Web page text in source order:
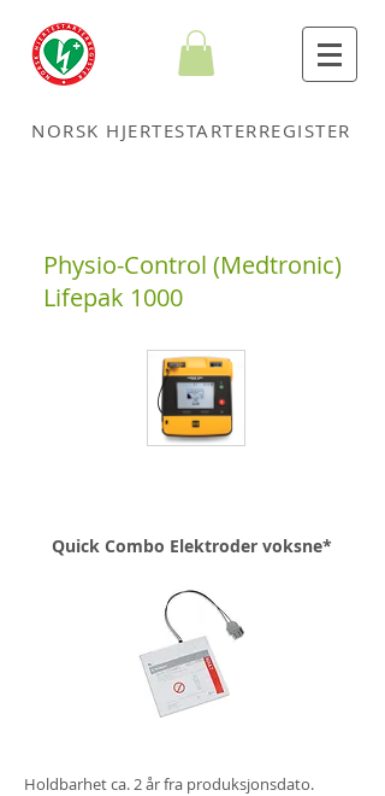
NORSK HJERTESTARTERREGISTER
Physio-Control (Medtronic)
Lifepak 1000
Quick Combo Elektroder voksne*
Holdbarhet ca. 2 år fra produksjonsdato.